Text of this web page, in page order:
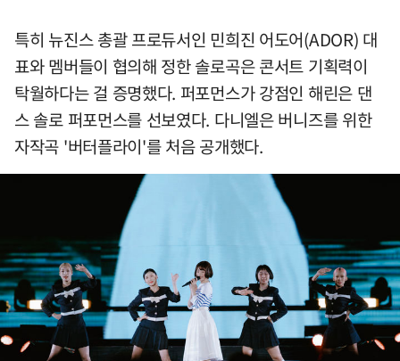
특히 뉴진스 총괄 프로듀서인 민희진 어도어(ADOR) 대
표와 멤버들이 협의해 정한 솔로곡은 콘서트 기획력이
탁월하다는 걸 증명했다. 퍼포먼스가 강점인 해린은 댄
스 솔로 퍼포먼스를 선보였다. 다니엘은 버니즈를 위한
자작곡 '버터플라이'를 처음 공개했다.